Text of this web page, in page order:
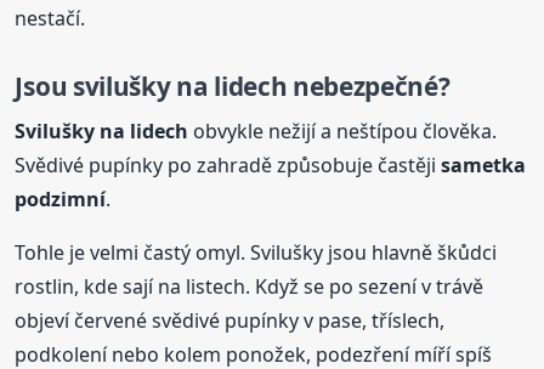
nestačí.
Jsou svilušky na lidech nebezpečné?
Svilušky na lidech obvykle nežijí a neštípou člověka.
Svědivé pupínky po zahradě způsobuje častějisametka
podzimní.
Tohle je velmi častý omyl. Svilušky jsou hlavně škůdci
rostlin, kde sají na listech. Když se po sezení v trávě
objeví červené svědivé pupínky v pase, tříslech,
podkolení nebo kolem ponožek, podezření míří spíš